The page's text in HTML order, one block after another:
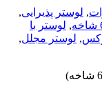
, لوستر پذیرایی,
, لوستر با
, لوستر مجلل,